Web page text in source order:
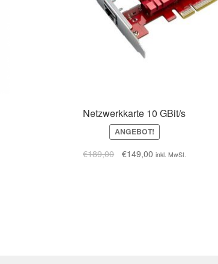
Netzwerkkarte 10 GBit/s
ANGEBOT!
€189,00 €149,00 inkl. MwSt.